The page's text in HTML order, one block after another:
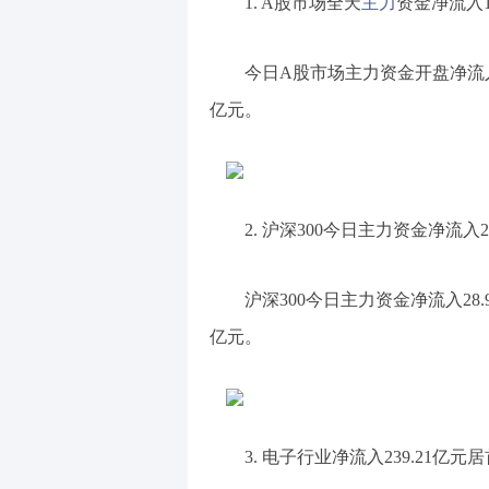
今日A股市场主力资金开盘净流
亿元。
2. 沪深300今日主力资金净流入
沪深300今日主力资金净流入
亿元。
3. 电子行业净流入239.21亿元居